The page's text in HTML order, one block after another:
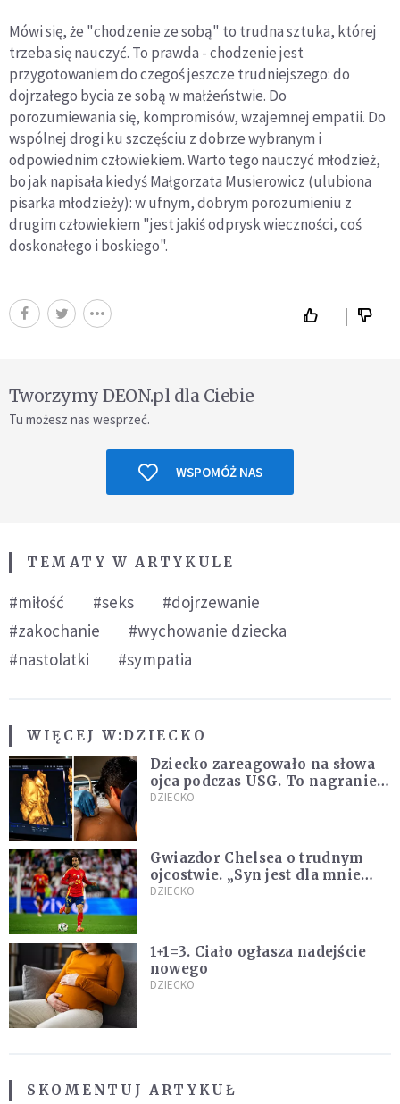
Mówi się, że "chodzenie ze sobą" to trudna sztuka, której
trzeba się nauczyć. To prawda - chodzenie jest
przygotowaniem do czegoś jeszcze trudniejszego: do
dojrzałego bycia ze sobą w małżeństwie. Do
porozumiewania się, kompromisów, wzajemnej empatii. Do
wspólnej drogi ku szczęściu z dobrze wybranym i
odpowiednim człowiekiem. Warto tego nauczyć młodzież,
bo jak napisała kiedyś Małgorzata Musierowicz (ulubiona
pisarka młodzieży): w ufnym, dobrym porozumieniu z
drugim człowiekiem "jest jakiś odprysk wieczności, coś
doskonałego i boskiego".
Tworzymy DEON.pl dla Ciebie
Tu możesz nas wesprzeć.
WSPOMÓŻ NAS
TEMATY W ARTYKULE
#miłość #seks
#dojrzewanie
#zakochanie
#wychowanie dziecka
#nastolatki
#sympatia
WIĘCEJ W:DZIECKO
Dziecko zareagowało na słowa
ojca podczas USG. To nagranie
podbija sieć
DZIECKO
Gwiazdor Chelsea o trudnym
ojcostwie. „Syn jest dla mnie
ważniejszy niż sportowe trofea”
DZIECKO
1+1=3. Ciało ogłasza nadejście
nowego
DZIECKO
SKOMENTUJ ARTYKUŁ